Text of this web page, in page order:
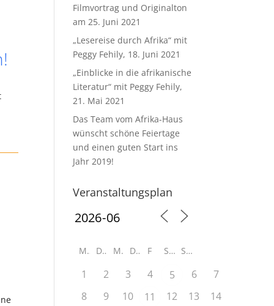
Filmvortrag und Originalton
am 25. Juni 2021
„Lesereise durch Afrika“ mit
Peggy Fehily, 18. Juni 2021
„Einblicke in die afrikanische
Literatur“ mit Peggy Fehily,
21. Mai 2021
Das Team vom Afrika-Haus
wünscht schöne Feiertage
und einen guten Start ins
Jahr 2019!
Veranstaltungsplan
M D M D F S S
1 2 3 4 5 6
7
8
9 10 11 12 13
14